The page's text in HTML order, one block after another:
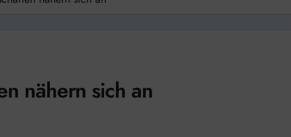
nähern sich an